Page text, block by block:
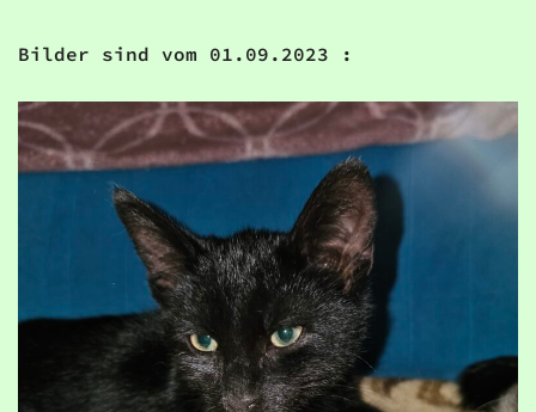
Bilder sind vom 01.09.2023 :